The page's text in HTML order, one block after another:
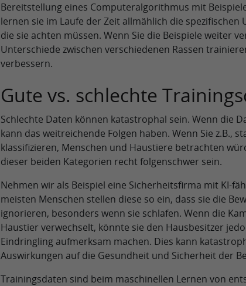
Bereitstellung eines Computeralgorithmus mit
lernen sie im Laufe der Zeit allmählich die
die sie achten müssen. Wenn Sie die Beispiele weiter
Unterschiede zwischen verschiedenen Rassen
verbessern.
Gute vs. schlechte
Schlechte Daten können katastrophal sein. Wenn die
kann das weitreichende Folgen haben. Wenn Sie z.B.,
klassifizieren, Menschen und Haustiere betrachten
dieser beiden Kategorien recht folgenschwer sein.
Nehmen wir als Beispiel eine Sicherheitsfirma mit KI-
meisten Menschen stellen diese so ein, dass sie die
ignorieren, besonders wenn sie schlafen. Wenn die
Haustier verwechselt, könnte sie den Hausbesitzer
Eindringling aufmerksam machen. Dies kann
Auswirkungen auf die Gesundheit und Sicherheit der
Trainingsdaten sind beim maschinellen Lernen von